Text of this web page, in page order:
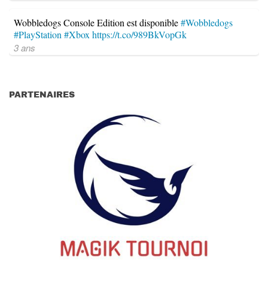
Wobbledogs Console Edition est disponible#Wobbledogs
#PlayStation #Xbox https://t.co/989BkVopGk
3 ans
PARTENAIRES